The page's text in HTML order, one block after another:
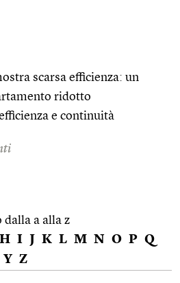
scarsa efficienza: un
ridotto
e continuità
a alla z
H I J K L M N O P Q
Y Z